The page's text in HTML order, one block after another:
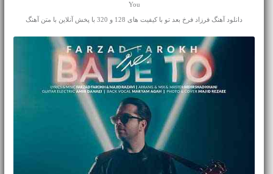
You
دانلود آهنگ فرزاد فرخ بعد تو با کیفیت های 128 و 320 با پخش آنلاین با متن آهنگ